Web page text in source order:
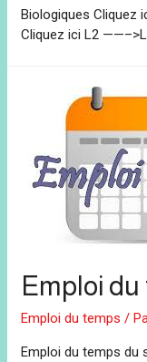
Biologiques Cliquez
Cliquez ici L2
Emploi du
Emploi du temps /
Emploi du temps du